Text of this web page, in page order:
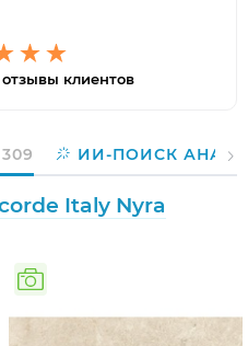
клиентов
309 ИИ-ПОИСК
Italy Nyra